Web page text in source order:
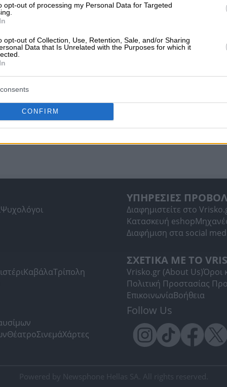
opt-out of processing my Personal Data for Targeted
opt-out of Collection, Use, Retention, Sale, and/or Sharing
Data that Is Unrelated with the Purposes for which it
CONFIRM
Ψυχολόγοι
ΥΠΗΡΕΣΙΕΣ
Διαφημιστείτε στο
Κατασκευή eshop
Διαφήμιση στα social
ΚαβάλαΤρίπολη
ΣΧΕΤΙΚΑ ΜΕ ΤΟ
Vrisko.gr (About Us)Όροι
Πολιτική Προστασίας
ΕπικοινωνίαΒοήθεια
ΘέατροΣινεμάΧάρτες
Follow Us
Powered by Newsphone Hellas SA. All rights reserved.